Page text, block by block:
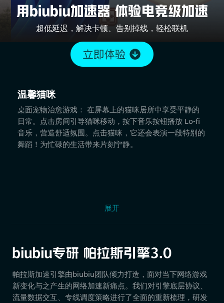
超低延迟，解决卡顿、告别掉线，轻松联机
温馨猫咪
桌面宠物治愈游戏： 在屏幕上的猫咪居所中享受平静的
日常。点击房间引导猫咪移动，按下音乐按钮播放 Lo-fi
音乐，营造舒适氛围。点击猫咪，它还会表演一段特别的
舞蹈！为忙碌的生活带来片刻宁静。
展开
帕拉斯加速引擎由biubiu团队倾力打造，面对当下网络游戏
新变化与之产生的网络加速新痛点。我们对引擎底层协议、
流量数据交互、专线调度策略进行了全面的重新梳理，研发